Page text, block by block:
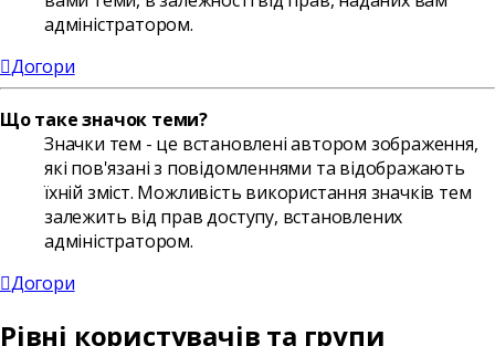
адміністратором.
Догори
Що таке значок теми?
Значки тем - це встановлені автором зображення,
які пов'язані з повідомленнями та відображають
їхній зміст. Можливість використання значків тем
залежить від прав доступу, встановлених
адміністратором.
Догори
Рівні користувачів та групи